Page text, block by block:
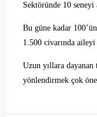
Sektöründe 10
Bu güne kadar
1.500 civarında
Uzun yıllara
yönlendirmek çok